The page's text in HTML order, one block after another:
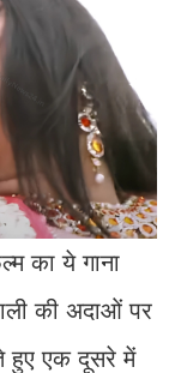
का ये गाना
की अदाओं पर
हुए एक दूसरे में